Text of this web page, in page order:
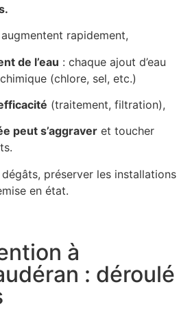
augmentent rapidement,
de l’eau : chaque ajout d’eau
(chlore, sel, etc.)
(traitement, filtration),
peut s’aggraver et toucher
préserver les installations
en état.
à
: déroulé